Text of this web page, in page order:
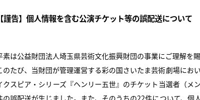
【謹告】個人情報を含む公演チケット等の誤配送について
素は公益財団法人埼玉県芸術文化振興財団の事業にご理解を
のたび、当財団が管理運営する彩の国さいたま芸術劇場にお
クスピア・シリーズ『ヘンリー五世』のチケット当選者（メ
の誤配送が生じました。また、そのうちの22件について、個